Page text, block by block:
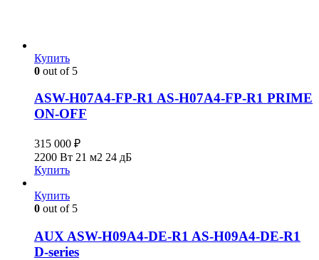
Купить
0 out of 5
ASW-H07A4-FP-R1 AS-H07A4-FP-R1 PRIME
ON-OFF
315 000 ₽
2200 Вт 21 м2 24 дБ
Купить
Купить
0 out of 5
AUX ASW-H09A4-DE-R1 AS-H09A4-DE-R1
D-series